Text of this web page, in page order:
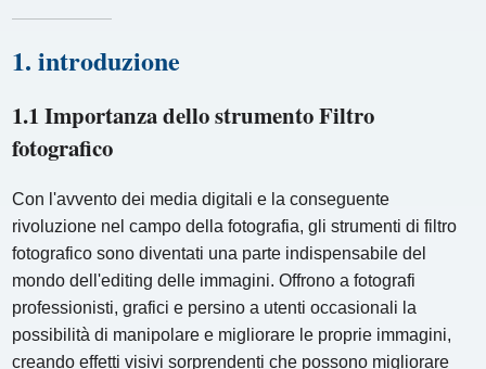
1. introduzione
1.1 Importanza dello strumento Filtro
fotografico
Con l'avvento dei media digitali e la conseguente
rivoluzione nel campo della fotografia, gli strumenti di filtro
fotografico sono diventati una parte indispensabile del
mondo dell'editing delle immagini. Offrono a fotografi
professionisti, grafici e persino a utenti occasionali la
possibilità di manipolare e migliorare le proprie immagini,
creando effetti visivi sorprendenti che possono migliorare